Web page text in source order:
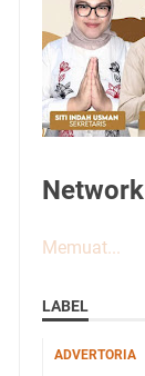
Network
Memuat...
LABEL
ADVERTORIA